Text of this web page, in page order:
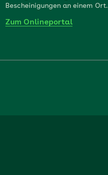
Bescheinigungen an einem Ort.
Zum Onlineportal